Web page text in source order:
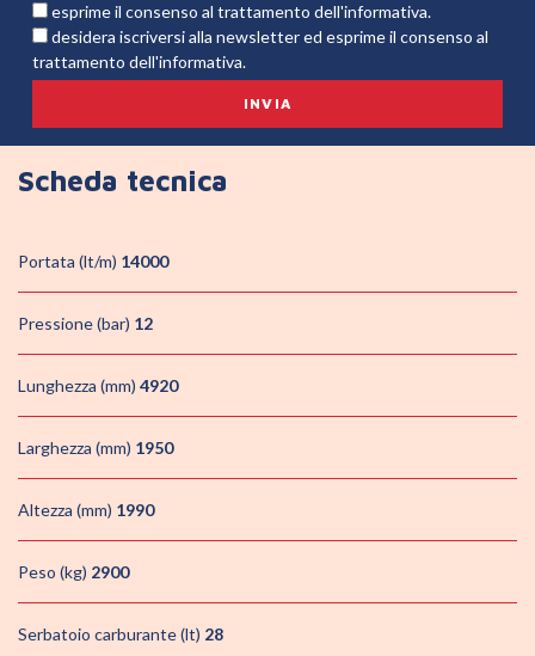
Scheda tecnica
Portata (lt/m) 14000
Pressione (bar) 12
Lunghezza (mm) 4920
Larghezza (mm) 1950
Altezza (mm) 1990
Peso (kg) 2900
Serbatoio carburante (lt) 28
esprime il consenso al trattamento dell'informativa.
desidera iscriversi alla newsletter ed esprime il consenso al
trattamento dell'informativa.